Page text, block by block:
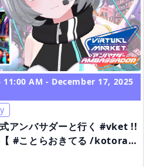
AM - December 17, 2025
式アンバサダーと行く #vket !!
#ことらおきてる /kotora